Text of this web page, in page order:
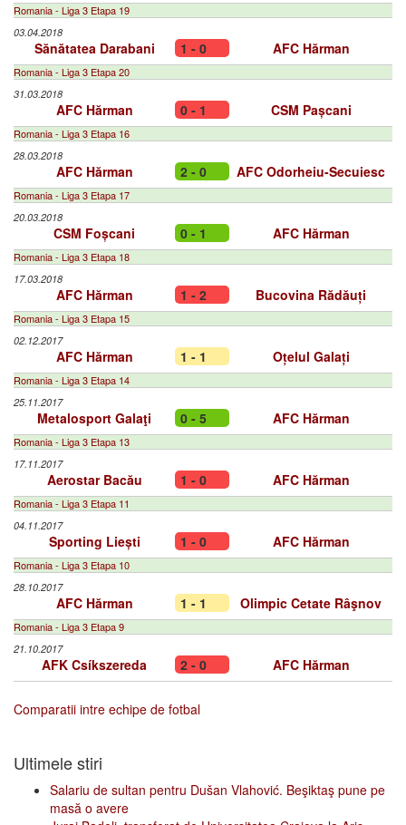
Romania - Liga 3 Etapa 19
03.04.2018
Sănătatea Darabani 1 - 0 AFC Hărman
Romania - Liga 3 Etapa 20
31.03.2018
AFC Hărman 0 - 1 CSM Pașcani
Romania - Liga 3 Etapa 16
28.03.2018
AFC Hărman 2 - 0 AFC Odorheiu-Secuiesc
Romania - Liga 3 Etapa 17
20.03.2018
CSM Foșcani 0 - 1 AFC Hărman
Romania - Liga 3 Etapa 18
17.03.2018
AFC Hărman 1 - 2 Bucovina Rădăuți
Romania - Liga 3 Etapa 15
02.12.2017
AFC Hărman 1 - 1 Oțelul Galați
Romania - Liga 3 Etapa 14
25.11.2017
Metalosport Galaţi 0 - 5 AFC Hărman
Romania - Liga 3 Etapa 13
17.11.2017
Aerostar Bacău 1 - 0 AFC Hărman
Romania - Liga 3 Etapa 11
04.11.2017
Sporting Liești 1 - 0 AFC Hărman
Romania - Liga 3 Etapa 10
28.10.2017
AFC Hărman 1 - 1 Olimpic Cetate Râşnov
Romania - Liga 3 Etapa 9
21.10.2017
AFK Csíkszereda 2 - 0 AFC Hărman
Comparatii intre echipe de fotbal
Ultimele stiri
Salariu de sultan pentru Dušan Vlahović. Beşiktaş pune pe
masă o avere